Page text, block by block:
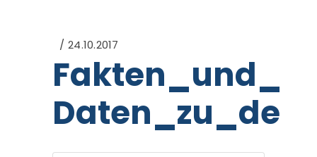
24.10.2017
Fakten_und_